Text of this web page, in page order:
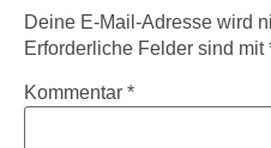
Deine E-Mail-Adresse wird
Erforderliche Felder sind mit
Kommentar *